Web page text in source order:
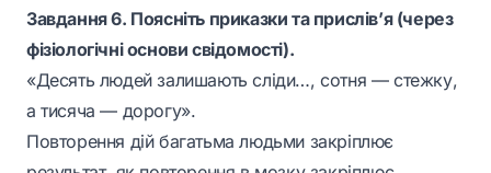
Завдання 6. Поясніть приказки та прислів’я (через
фізіологічні основи свідомості).
«Десять людей залишають сліди…, сотня — стежку,
а тисяча — дорогу».
Повторення дій багатьма людьми закріплює